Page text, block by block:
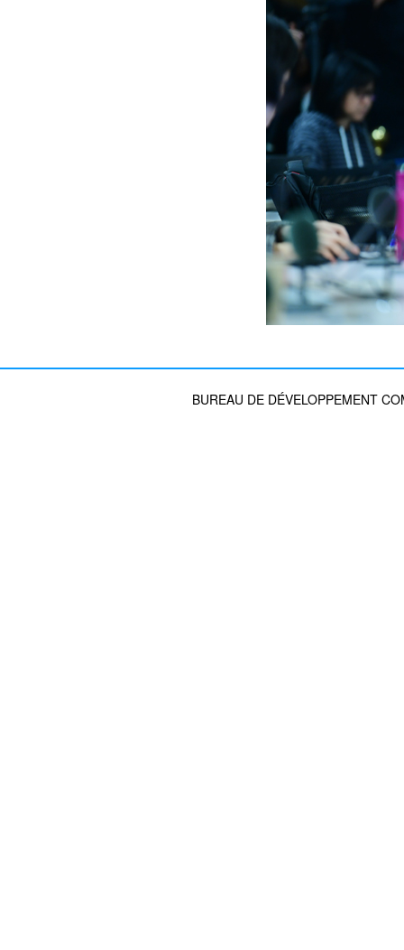
BUREAU DE DÉVELOPPEMENT